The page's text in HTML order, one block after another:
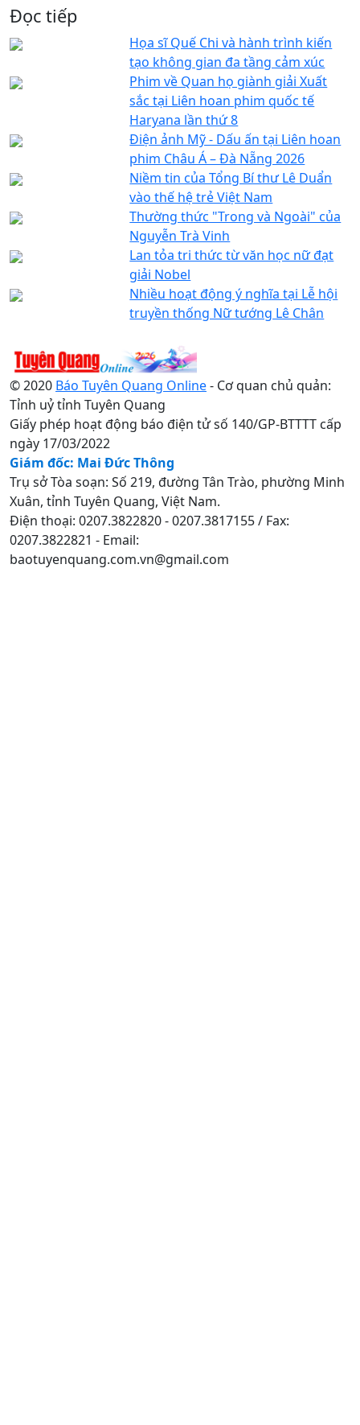
Đọc tiếp
Họa sĩ Quế Chi và hành trình kiến
tạo không gian đa tầng cảm xúc
Phim về Quan họ giành giải Xuất
sắc tại Liên hoan phim quốc tế
Haryana lần thứ 8
Điện ảnh Mỹ - Dấu ấn tại Liên hoan
phim Châu Á – Đà Nẵng 2026
Niềm tin của Tổng Bí thư Lê Duẩn
vào thế hệ trẻ Việt Nam
Thường thức "Trong và Ngoài" của
Nguyễn Trà Vinh
Lan tỏa tri thức từ văn học nữ đạt
giải Nobel
Nhiều hoạt động ý nghĩa tại Lễ hội
truyền thống Nữ tướng Lê Chân
© 2020 Báo Tuyên Quang Online- Cơ quan chủ quản:
Tỉnh uỷ tỉnh Tuyên Quang
Giấy phép hoạt động báo điện tử số 140/GP-BTTTT cấp
ngày 17/03/2022
Giám đốc: Mai Đức Thông
Trụ sở Tòa soạn: Số 219, đường Tân Trào, phường Minh
Xuân, tỉnh Tuyên Quang, Việt Nam.
Điện thoại: 0207.3822820 - 0207.3817155 / Fax:
0207.3822821 - Email:
baotuyenquang.com.vn@gmail.com